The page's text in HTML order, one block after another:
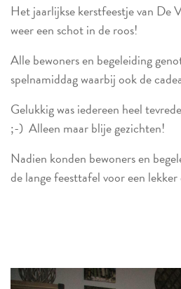
Het jaarlijkse kerstfeestje van De
weer een schot in de roos!
Alle bewoners en begeleiding
spelnamiddag waarbij ook de
Gelukkig was iedereen heel
;-) Alleen maar blije gezichten!
Nadien konden bewoners en
de lange feesttafel voor een